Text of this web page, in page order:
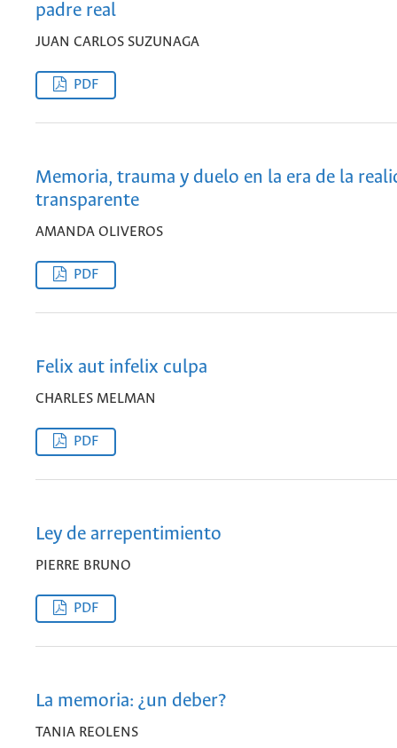
padre real
JUAN CARLOS SUZUNAGA
PDF
Memoria, trauma y duelo en la era de la
transparente
AMANDA OLIVEROS
PDF
Felix aut infelix culpa
CHARLES MELMAN
PDF
Ley de arrepentimiento
PIERRE BRUNO
PDF
La memoria: ¿un deber?
TANIA REOLENS